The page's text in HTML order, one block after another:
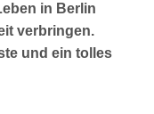
in Berlin
verbringen.
und ein tolles